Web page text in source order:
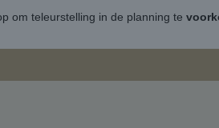
om teleurstelling in de planning te